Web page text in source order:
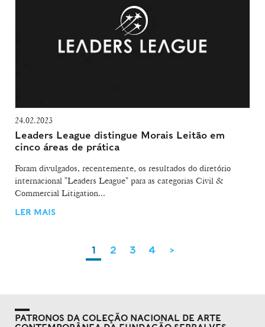
24.02.2023
Leaders League distingue Morais Leitão em
cinco áreas de prática
Foram divulgados, recentemente, os resultados do diretório
internacional "Leaders League" para as categorias Civil &
Commercial Litigation...
LER MAIS
1 2 3 4 >
PATRONOS DA COLEÇÃO NACIONAL DE ARTE